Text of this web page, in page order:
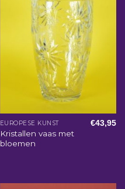
EUROPESE KUNST
Kristallen vaas met
bloemen
€43,95